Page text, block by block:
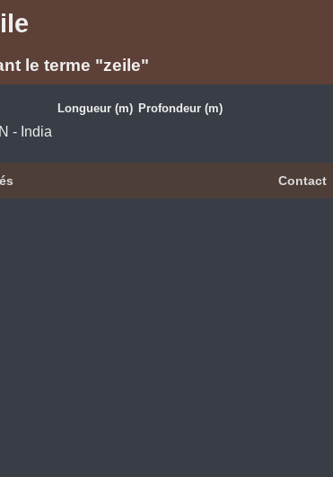
le terme "zeile"
Longueur (m) Profondeur (m)
- India
Contact